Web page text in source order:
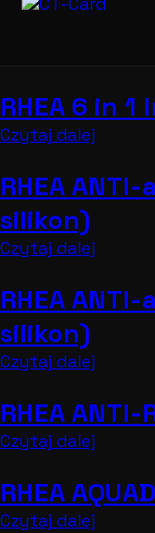
Przejdź
RHEA 6 in
Czytaj dalej
RHEA
silikon)
Czytaj dalej
RHEA
silikon)
Czytaj dalej
RHEA ANTI-
Czytaj dalej
RHEA
Czytaj dalej